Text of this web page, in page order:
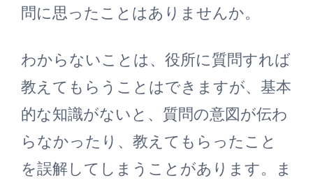
問に思ったことはありませんか。
わからないことは、役所に質問すれば
教えてもらうことはできますが、基本
的な知識がないと、質問の意図が伝わ
らなかったり、教えてもらったこと
を誤解してしまうことがあります。ま